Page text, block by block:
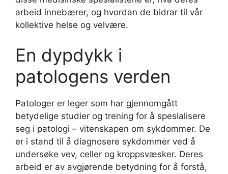
arbeid innebærer, og hvordan de bidrar til vår
kollektive helse og velvære.
En dypdykk i
patologens verden
Patologer er leger som har gjennomgått
betydelige studier og trening for å spesialisere
seg i patologi – vitenskapen om sykdommer. De
er i stand til å diagnosere sykdommer ved å
undersøke vev, celler og kroppsvæsker. Deres
arbeid er av avgjørende betydning for å forstå,